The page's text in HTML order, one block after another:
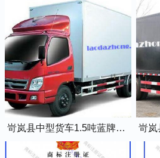
岢岚县中型货车1.5吨蓝牌4米2厢式货车